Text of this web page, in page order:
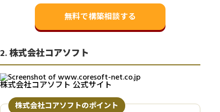
無料で構築相談する
2. 株式会社コアソフト
株式会社コアソフト 公式サイト
株式会社コアソフトのポイント